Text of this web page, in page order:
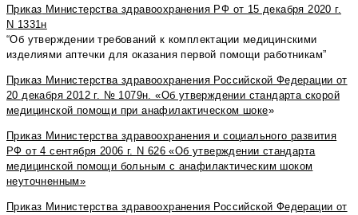
Приказ Министерства здравоохранения РФ от 15 декабря 2020 г.
N 1331н
“Об утверждении требований к комплектации медицинскими
изделиями аптечки для оказания первой помощи работникам”
Приказ Министерства здравоохранения Российской Федерации от
20 декабря 2012 г. № 1079н. «Об утверждении стандарта скорой
медицинской помощи при анафилактическом шоке»
Приказ Министерства здравоохранения и социального развития
РФ от 4 сентября 2006 г. N 626 «Об утверждении стандарта
медицинской помощи больным с анафилактическим шоком
неуточненным»
Приказ Министерства здравоохранения Российской Федерации от